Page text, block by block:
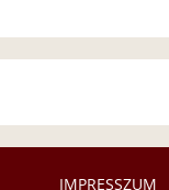
IMPRESSZUM